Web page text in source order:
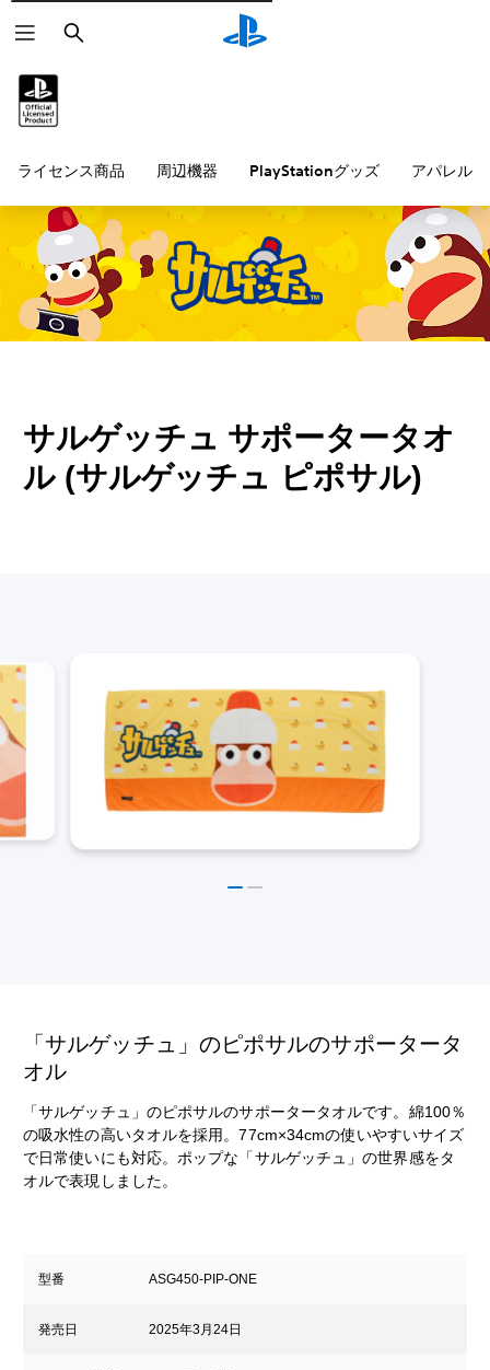
検
索
ライセンス商品 周辺機器 PlayStationグッズ アパレル
サルゲッチュ サポータータオ
ル (サルゲッチュ ピポサル)
「サルゲッチュ」のピポサルのサポータータ
オル
「サルゲッチュ」のピポサルのサポータータオルです。綿100％
の吸水性の高いタオルを採用。77cm×34cmの使いやすいサイズ
で日常使いにも対応。ポップな「サルゲッチュ」の世界感をタ
オルで表現しました。
型番 ASG450-PIP-ONE
発売日 2025年3月24日